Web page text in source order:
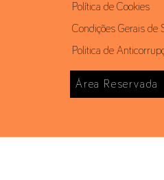
Política de Cookies
Condições Gerais de
Politica de
Área Reservada